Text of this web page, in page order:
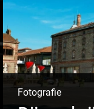
Fotografie